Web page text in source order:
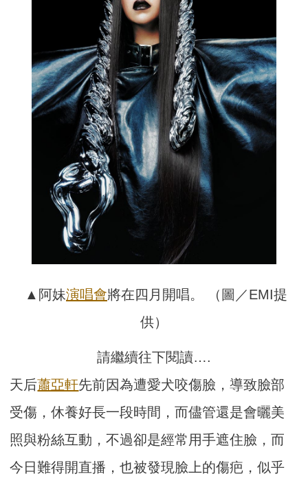
▲阿妹演唱會將在四月開唱。 （圖／EMI提
供）
請繼續往下閱讀….
天后蕭亞軒先前因為遭愛犬咬傷臉，導致臉部
受傷，休養好長一段時間，而儘管還是會曬美
照與粉絲互動，不過卻是經常用手遮住臉，而
今日難得開直播，也被發現臉上的傷疤，似乎